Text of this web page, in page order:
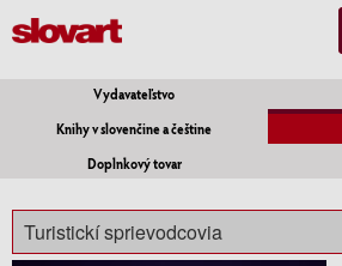
Vydavateľstvo
Knihy v slovenčine a češtine
Doplnkový tovar